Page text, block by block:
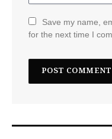
Save my name,
for the next time I